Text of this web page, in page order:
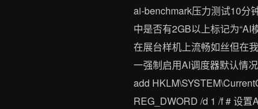
ai-benchmark压力测试10
中是否有2GB以上标记为
在展台样机上流畅如丝但在
一强制启用AI调度器默认情
add
REG_DWORD /d 1 /f # 设